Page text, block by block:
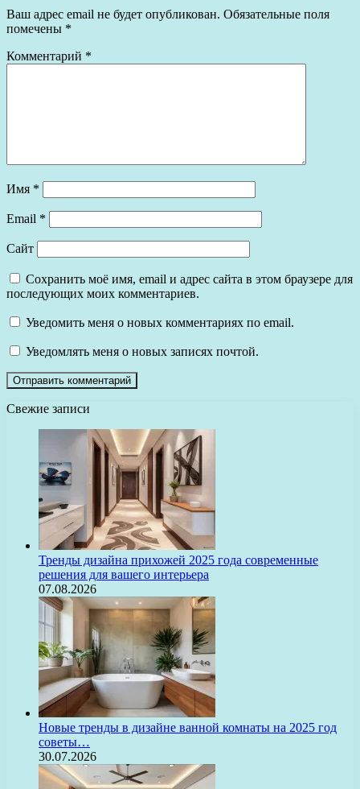
Ваш адрес email не будет опубликован. Обязательные поля
помечены *
Комментарий *
Имя *
Email *
Сайт
Сохранить моё имя, email и адрес сайта в этом браузере для
последующих моих комментариев.
Уведомить меня о новых комментариях по email.
Уведомлять меня о новых записях почтой.
Свежие записи
Тренды дизайна прихожей 2025 года современные
решения для вашего интерьера
07.08.2026
Новые тренды в дизайне ванной комнаты на 2025 год
советы…
30.07.2026